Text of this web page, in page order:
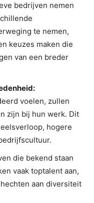
bedrijven nemen
te nemen,
keuzes maken die
van een breder
voelen, zullen
zijn bij hun werk. Dit
hogere
die bekend staan
vaak toptalent aan,
aan diversiteit